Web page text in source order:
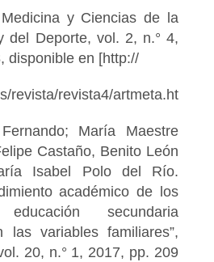
y Ciencias de la
del Deporte, vol. 2, n.° 4,
disponible en [http://
revista/revista4/artmeta.html].
María Maestre
Castaño, Benito León
Isabel Polo del Río.
académico de los
secundaria
las variables familiares”,
20, n.° 1, 2017, pp. 209